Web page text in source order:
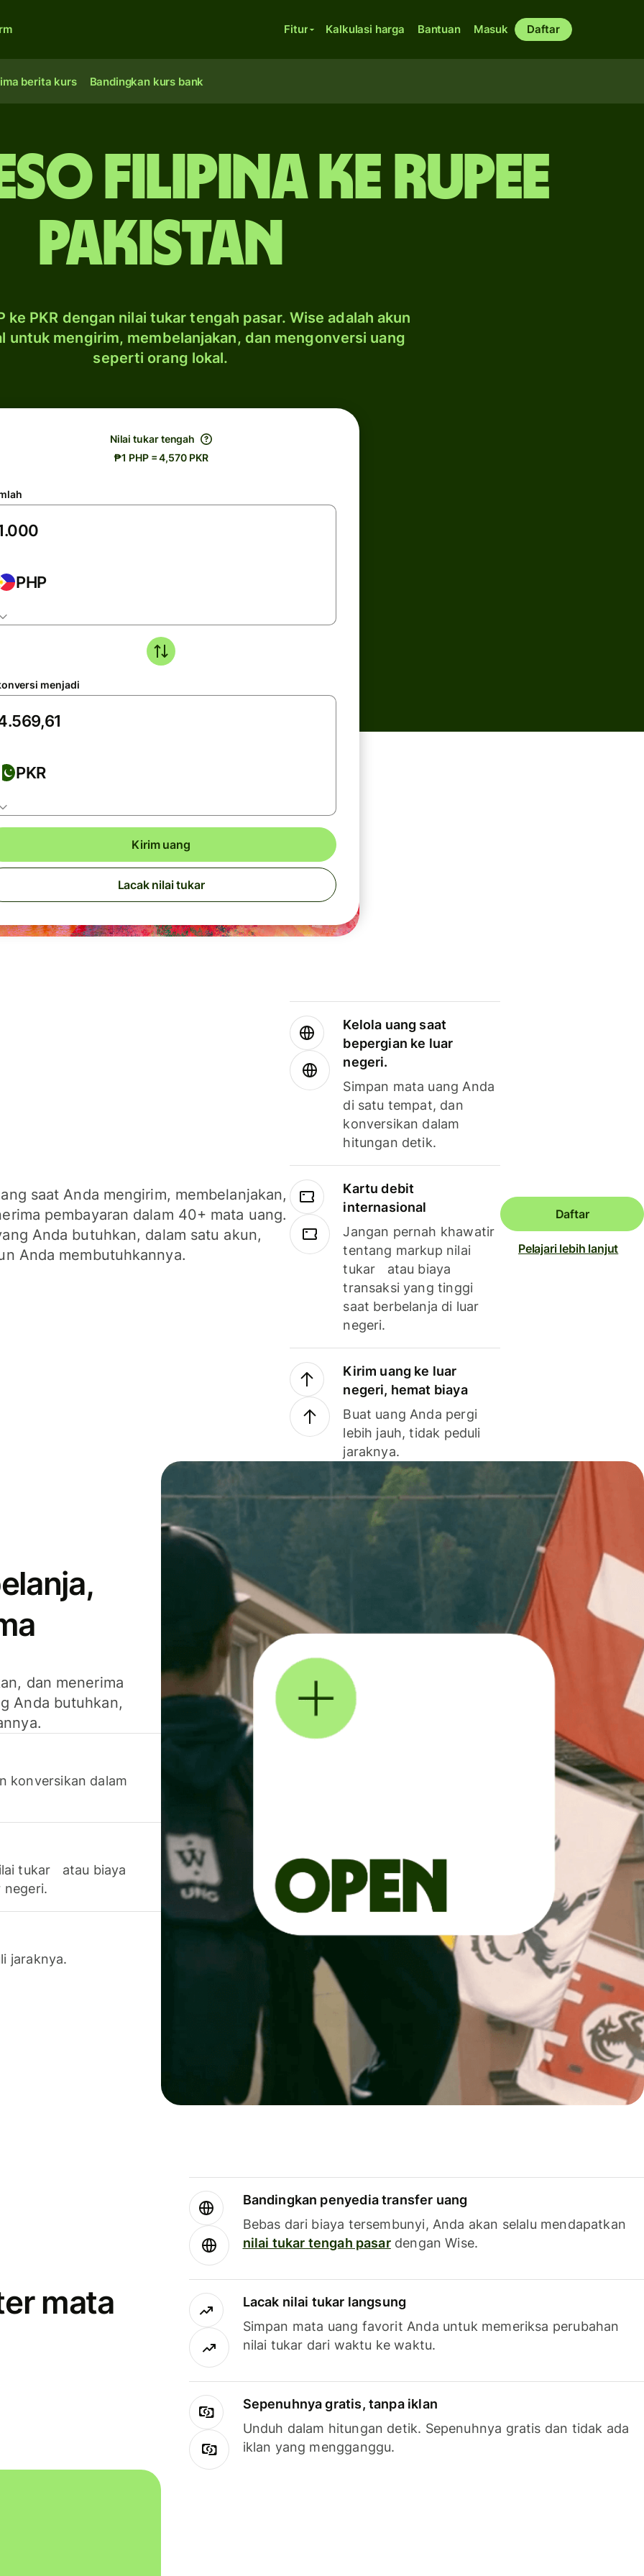
Fitur Kalkulasi harga Bantuan Masuk Daftar
berita kurs Bandingkan kurs bank
Filipina ke rupee
Pakistan
ke PKR dengan nilai tukar tengah pasar. Wise adalah akun
untuk mengirim, membelanjakan, dan mengonversi uang
seperti orang lokal.
Nilai tukar tengah
₱1 PHP = 4,570 PKR
PHP
menjadi
PKR
Kirim uang
Lacak nilai tukar
saat Anda mengirim, membelanjakan,
pembayaran dalam 40+ mata uang.
Anda butuhkan, dalam satu akun,
Anda membutuhkannya.
Kelola uang saat
bepergian ke luar
negeri.
Simpan mata uang Anda
di satu tempat, dan
konversikan dalam
hitungan detik.
Kartu debit
internasional
Jangan pernah khawatir
tentang markup nilai
tukar atau biaya
transaksi yang tinggi
saat berbelanja di luar
negeri.
Kirim uang ke luar
negeri, hemat biaya
Buat uang Anda pergi
lebih jauh, tidak peduli
jaraknya.
Daftar
Pelajari lebih lanjut
dan menerima
Anda butuhkan,
konversikan dalam
tukar atau biaya
negeri.
jaraknya.
mata
Bandingkan penyedia transfer uang
Bebas dari biaya tersembunyi, Anda akan selalu mendapatkan
nilai tukar tengah pasardengan Wise.
Lacak nilai tukar langsung
Simpan mata uang favorit Anda untuk memeriksa perubahan
nilai tukar dari waktu ke waktu.
Sepenuhnya gratis, tanpa iklan
Unduh dalam hitungan detik. Sepenuhnya gratis dan tidak ada
iklan yang mengganggu.